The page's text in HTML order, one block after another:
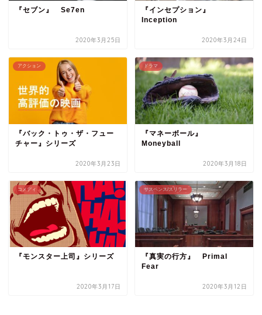
『セブン』 Se7en
2020年3月25日
『インセプション』
Inception
2020年3月24日
アクション
『バック・トゥ・ザ・フュー
チャー』シリーズ
2020年3月23日
ドラマ
『マネーボール』
Moneyball
2020年3月18日
コメディ
『モンスター上司』シリーズ
2020年3月17日
サスペンス/スリラー
『真実の行方』 Primal
Fear
2020年3月12日